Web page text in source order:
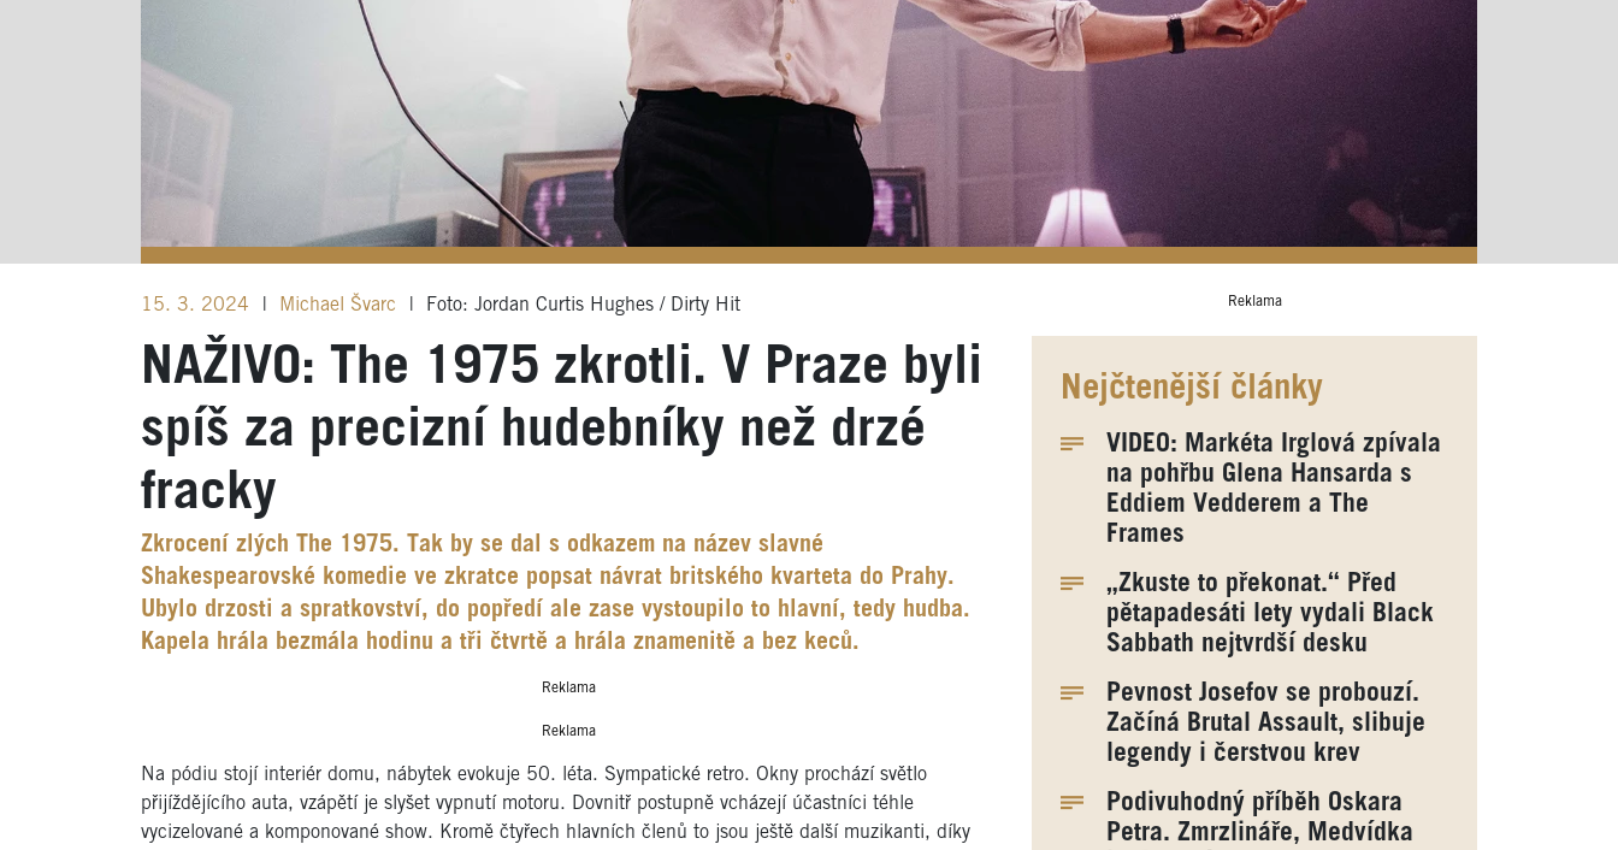
15. 3. 2024 Michael Švarc Foto: Jordan Curtis Hughes / Dirty Hit
NAŽIVO: The 1975 zkrotli. V Praze byli
spíš za precizní hudebníky než drzé
fracky
Zkrocení zlých The 1975. Tak by se dal s odkazem na název slavné
Shakespearovské komedie ve zkratce popsat návrat britského kvarteta do Prahy.
Ubylo drzosti a spratkovství, do popředí ale zase vystoupilo to hlavní, tedy hudba.
Kapela hrála bezmála hodinu a tři čtvrtě a hrála znamenitě a bez keců.
Reklama
Reklama
Na pódiu stojí interiér domu, nábytek evokuje 50. léta. Sympatické retro. Okny prochází světlo
přijíždějícího auta, vzápětí je slyšet vypnutí motoru. Dovnitř postupně vcházejí účastníci téhle
vycizelované a komponované show. Kromě čtyřech hlavních členů to jsou ještě další muzikanti, díky
Reklama
Nejčtenější články
VIDEO: Markéta Irglová zpívala
na pohřbu Glena Hansarda s
Eddiem Vedderem a The
Frames
„Zkuste to překonat.“ Před
pětapadesáti lety vydali Black
Sabbath nejtvrdší desku
Pevnost Josefov se probouzí.
Začíná Brutal Assault, slibuje
legendy i čerstvou krev
Podivuhodný příběh Oskara
Petra. Zmrzlináře, Medvídka